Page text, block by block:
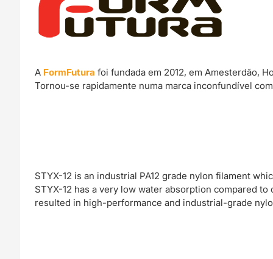
A FormFutura foi fundada em 2012, em Amesterdão,
Tornou-se rapidamente numa marca inconfundível
STYX-12 is an industrial PA12 grade nylon filament
STYX-12 has a very low water absorption compared
resulted in high-performance and industrial-grade